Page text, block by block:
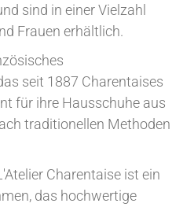
sind in einer Vielzahl
Frauen erhältlich.
seit 1887 Charentaises
für ihre Hausschuhe aus
traditionellen Methoden
Charentaise ist ein
das hochwertige